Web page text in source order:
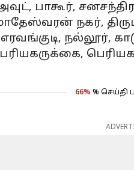
பாகூர்,
நகர்,
எரவங்குடி,
66% % செய்தி